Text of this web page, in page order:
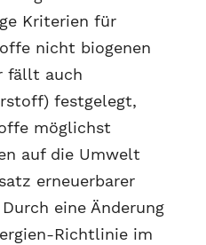
Kriterien für
nicht biogenen
fällt auch
festgelegt,
möglichst
auf die Umwelt
erneuerbarer
eine Änderung
Richtlinie im